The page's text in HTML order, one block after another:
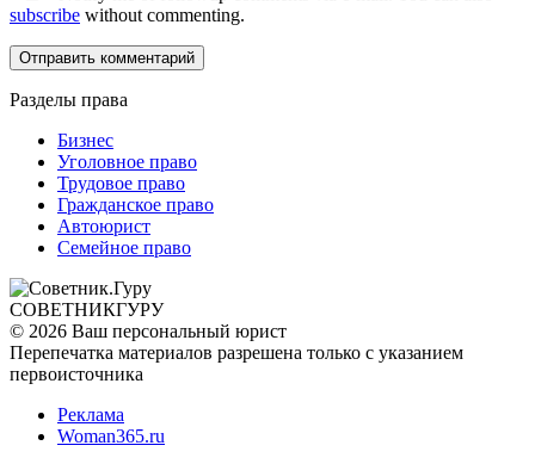
subscribe without commenting.
Разделы права
Бизнес
Уголовное право
Трудовое право
Гражданское право
Автоюрист
Семейное право
СОВЕТНИКГУРУ
© 2026 Ваш персональный юрист
Перепечатка материалов разрешена только с указанием
первоисточника
Реклама
Woman365.ru